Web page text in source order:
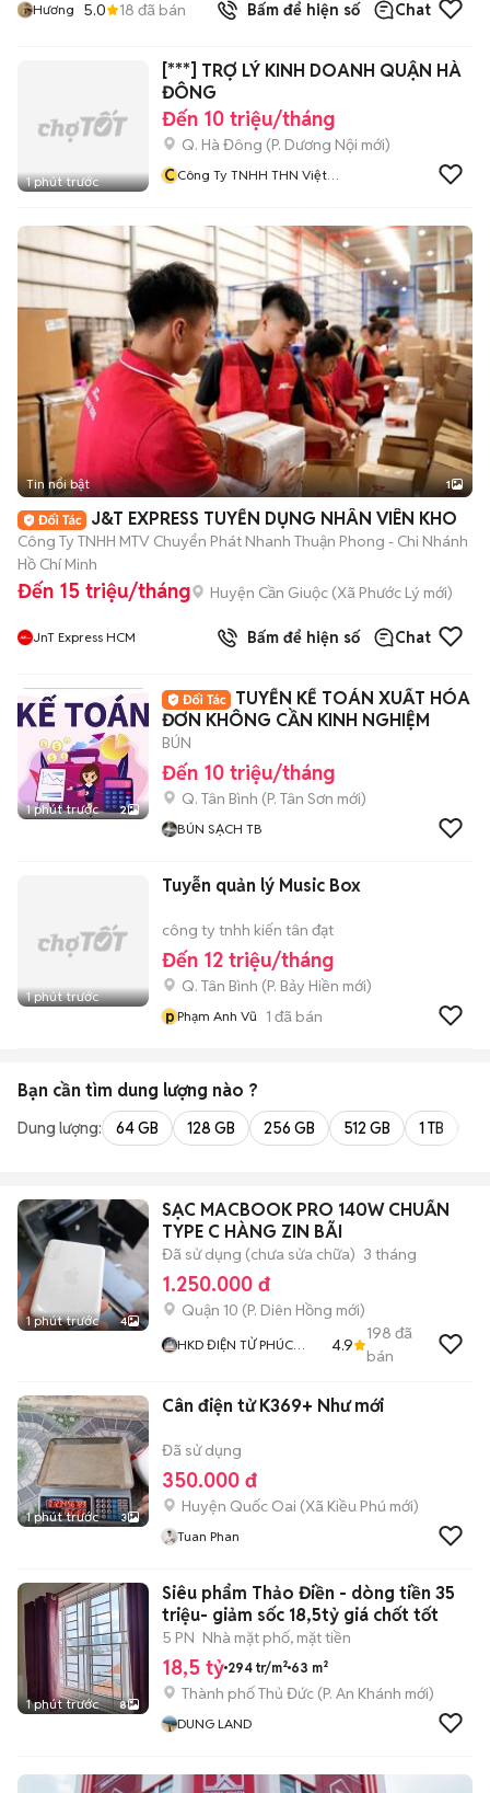
Hương 5.0 18 đã bán Bấm để hiện số Chat
1 phút trước
[***] TRỢ LÝ KINH DOANH QUẬN HÀ
ĐÔNG
Đến 10 triệu/tháng
Q. Hà Đông (P. Dương Nội mới)
CCông Ty TNHH THN Việt
Tin nổi bật 1
J&T EXPRESS TUYỂN DỤNG NHÂN VIÊN KHO
Công Ty TNHH MTV Chuyển Phát Nhanh Thuận Phong - Chi Nhánh
Hồ Chí Minh
Đến 15 triệu/tháng Huyện Cần Giuộc (Xã Phước Lý mới)
JnT Express HCM Bấm để hiện số Chat
1 phút trước 2
TUYỂN KẾ TOÁN XUẤT HÓA
ĐƠN KHÔNG CẦN KINH NGHIỆM
BÚN
Đến 10 triệu/tháng
Q. Tân Bình (P. Tân Sơn mới)
BÚN SẠCH TB
1 phút trước
Tuyễn quản lý Music Box
công ty tnhh kiến tân đạt
Đến 12 triệu/tháng
Q. Tân Bình (P. Bảy Hiền mới)
pPhạm Anh Vũ 1 đã bán
Bạn cần tìm dung lượng nào ?
Dung lượng: 64 GB 128 GB 256 GB 512 GB 1 TB
1 phút trước 4
SẠC MACBOOK PRO 140W CHUẨN
TYPE C HÀNG ZIN BÃI
Đã sử dụng (chưa sửa chữa) 3 tháng
1.250.000 đ
Quận 10 (P. Diên Hồng mới)
HKD ĐIỆN TỬ PHÚC
4.9
198 đã
bán
1 phút trước 3
Cân điện tử K369+ Như mới
Đã sử dụng
350.000 đ
Huyện Quốc Oai (Xã Kiều Phú mới)
Tuan Phan
1 phút trước 8
Siêu phẩm Thảo Điền - dòng tiền 35
triệu- giảm sốc 18,5tỷ giá chốt tốt
5 PN Nhà mặt phố, mặt tiền
18,5 tỷ 294 tr/m² 63 m²
Thành phố Thủ Đức (P. An Khánh mới)
DUNG LAND